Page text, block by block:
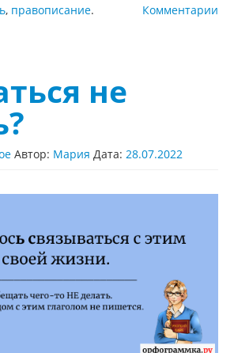
Комментарии
, правописание.
не
Автор: Мария Дата: 28.07.2022